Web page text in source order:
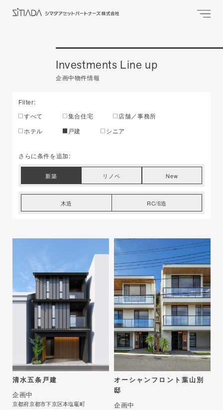
Investments Line up
企画中物件情報
Filter:
すべて
集合住宅
店舗／事務所
ホテル
戸建 シニア
さらに条件を追加:
新築 リノベ New
木造 RC/S造
清水五条戸建
企画中
京都府京都市下京区本塩竈町
オーシャンフロント葉山別
邸
企画中